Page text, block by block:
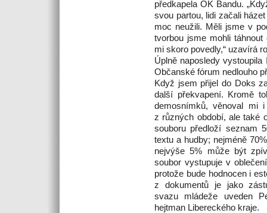
předkapela OK Bandu.
svou partou, lidi začali
moc neužili. Měli jsme v
tvorbou jsme mohli
mi skoro povedly,“ uzavírá
Úplně naposledy
Občanské fórum nedlouho
Když jsem přijel do Doks
další překvapení. Kromě
demosnímků, věnoval mi
z různých období, ale také
souboru předloží seznam
textu a hudby; nejméně
nejvýše 5% může být
soubor vystupuje v
protože bude hodnocen i
z dokumentů je jako
svazu mládeže uveden
hejtman Libereckého kraje.